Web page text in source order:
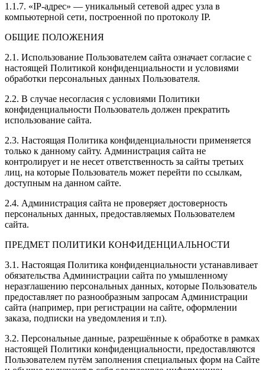
1.1.7. «IP-адрес» — уникальный сетевой адрес узла в
компьютерной сети, построенной по протоколу IP.
ОБЩИЕ ПОЛОЖЕНИЯ
2.1. Использование Пользователем сайта означает согласие с
настоящей Политикой конфиденциальности и условиями
обработки персональных данных Пользователя.
2.2. В случае несогласия с условиями Политики
конфиденциальности Пользователь должен прекратить
использование сайта.
2.3. Настоящая Политика конфиденциальности применяется
только к данному сайту. Администрация сайта не
контролирует и не несет ответственность за сайты третьих
лиц, на которые Пользователь может перейти по ссылкам,
доступным на данном сайте.
2.4. Администрация сайта не проверяет достоверность
персональных данных, предоставляемых Пользователем
сайта.
ПРЕДМЕТ ПОЛИТИКИ КОНФИДЕНЦИАЛЬНОСТИ
3.1. Настоящая Политика конфиденциальности устанавливает
обязательства Администрации сайта по умышленному
неразглашению персональных данных, которые Пользователь
предоставляет по разнообразным запросам Администрации
сайта (например, при регистрации на сайте, оформлении
заказа, подписки на уведомления и т.п).
3.2. Персональные данные, разрешённые к обработке в рамках
настоящей Политики конфиденциальности, предоставляются
Пользователем путём заполнения специальных форм на Сайте